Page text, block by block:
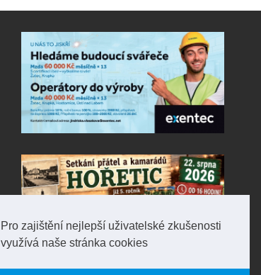
Pro zajištění nejlepší uživatelské zkušenosti
využívá naše stránka cookies